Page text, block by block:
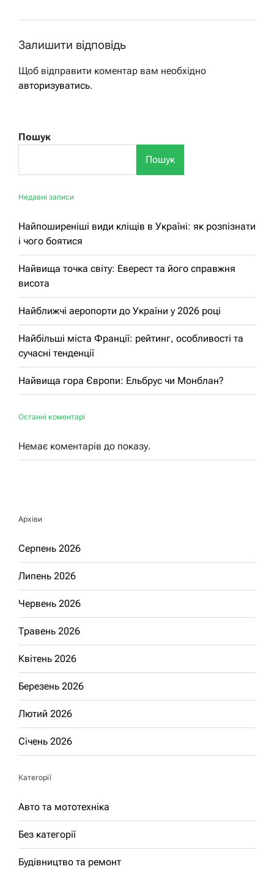
Залишити відповідь
Щоб відправити коментар вам необхідно
авторизуватись.
Пошук
Пошук
Недавні записи
Найпоширеніші види кліщів в Україні: як розпізнати
і чого боятися
Найвища точка світу: Еверест та його справжня
висота
Найближчі аеропорти до України у 2026 році
Найбільші міста Франції: рейтинг, особливості та
сучасні тенденції
Найвища гора Європи: Ельбрус чи Монблан?
Останні коментарі
Немає коментарів до показу.
Архіви
Серпень 2026
Липень 2026
Червень 2026
Травень 2026
Квітень 2026
Березень 2026
Лютий 2026
Січень 2026
Категорії
Авто та мототехніка
Без категорії
Будівництво та ремонт